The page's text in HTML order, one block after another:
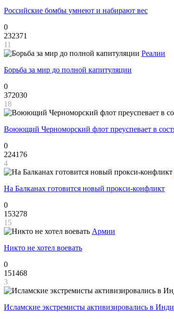
Российские бомбы умнеют и набирают вес
0
232371
11
Реалии
Борьба за мир до полной капитуляции
0
372030
18
Воюющий Черноморский флот преуспевает в
0
224176
4
На Балканах готовится новый прокси-конфликт
0
153278
15
Армии
Никто не хотел воевать
0
151468
3
Исламские экстремисты активизировались в